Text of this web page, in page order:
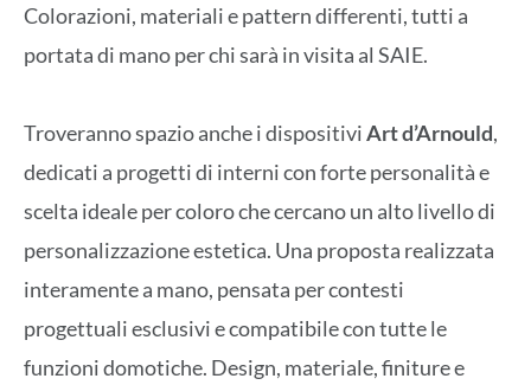
Colorazioni, materiali e pattern differenti, tutti a
portata di mano per chi sarà in visita al SAIE.
Troveranno spazio anche i dispositiviArt d’Arnould,
dedicati a progetti di interni con forte personalità e
scelta ideale per coloro che cercano un alto livello di
personalizzazione estetica. Una proposta realizzata
interamente a mano, pensata per contesti
progettuali esclusivi e compatibile con tutte le
funzioni domotiche. Design, materiale, finiture e